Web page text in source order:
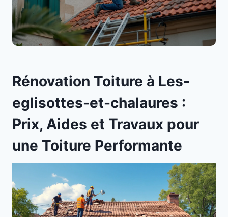
Rénovation Toiture à Les-
eglisottes-et-chalaures :
Prix, Aides et Travaux pour
une Toiture Performante